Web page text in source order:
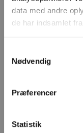
data med andre
de har indsamlet
Nødvendig
Præferencer
Statistik